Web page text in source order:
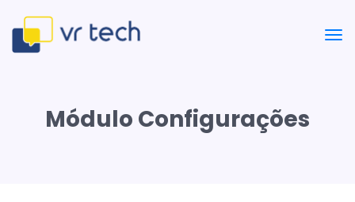
Módulo Configurações